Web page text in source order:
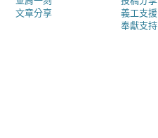
文章分享
義工支援
奉獻支持